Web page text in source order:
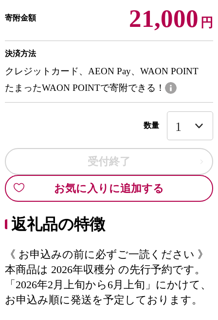
寄附金額 21,000 円
決済方法
クレジットカード、AEON Pay、WAON POINT
たまったWAON POINTで寄附できる！
数量
受付終了
お気に入りに追加する
返礼品の特徴
《 お申込みの前に必ずご一読ください 》
本商品は 2026年収穫分 の先行予約です。
「2026年2月上旬から6月上旬」にかけて、
お申込み順に発送を予定しております。